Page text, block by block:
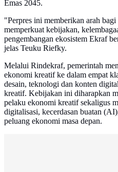
Emas 2045.
"Perpres ini memberikan arah
memperkuat kebijakan,
pengembangan ekosistem Ekraf
jelas Teuku Riefky.
Melalui Rindekraf, pemerintah
ekonomi kreatif ke dalam empat
desain, teknologi dan konten
kreatif. Kebijakan ini diharapkan
pelaku ekonomi kreatif sekaligus
digitalisasi, kecerdasan buatan
peluang ekonomi masa depan.